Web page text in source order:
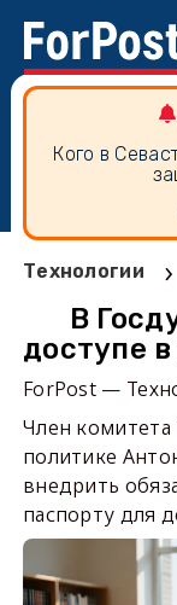
Кого в
Технологии ›
В
доступе
ForPost —
Член
политике
внедрить
паспорту для